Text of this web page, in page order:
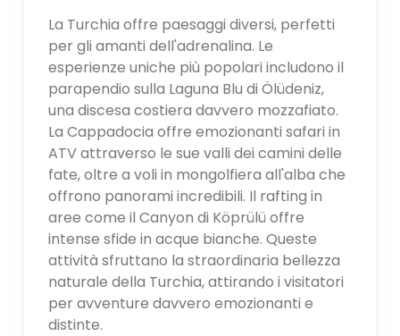
La Turchia offre paesaggi diversi, perfetti
per gli amanti dell'adrenalina. Le
esperienze uniche più popolari includono il
parapendio sulla Laguna Blu di Ölüdeniz,
una discesa costiera davvero mozzafiato.
La Cappadocia offre emozionanti safari in
ATV attraverso le sue valli dei camini delle
fate, oltre a voli in mongolfiera all'alba che
offrono panorami incredibili. Il rafting in
aree come il Canyon di Köprülü offre
intense sfide in acque bianche. Queste
attività sfruttano la straordinaria bellezza
naturale della Turchia, attirando i visitatori
per avventure davvero emozionanti e
distinte.